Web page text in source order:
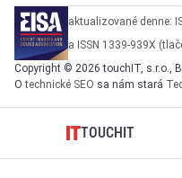
aktualizované denne:
a ISSN 1339-939X
Copyright © 2026 touchIT, s.r.o.,
Otechnické SEO sa nám stará
TOUCHIT